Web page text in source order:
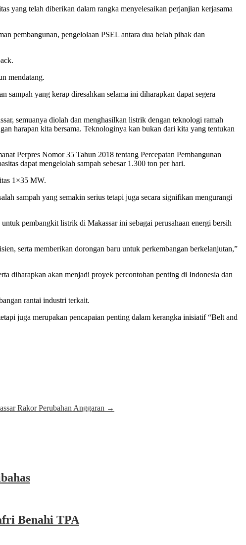
yang telah diberikan dalam rangka menyelesaikan perjanjian kerjasama
pembangunan, pengelolaan PSEL antara dua belah pihak dan
mendatang.
yang kerap diresahkan selama ini diharapkan dapat segera
semuanya diolah dan menghasilkan listrik dengan teknologi ramah
harapan kita bersama. Teknologinya kan bukan dari kita yang tentukan
Perpres Nomor 35 Tahun 2018 tentang Percepatan Pembangunan
dapat mengelolah sampah sebesar 1.300 ton per hari.
1×35 MW.
sampah yang semakin serius tetapi juga secara signifikan mengurangi
pembangkit listrik di Makassar ini sebagai perusahaan energi bersih
serta memberikan dorongan baru untuk perkembangan berkelanjutan,”
diharapkan akan menjadi proyek percontohan penting di Indonesia dan
rantai industri terkait.
juga merupakan pencapaian penting dalam kerangka inisiatif “Belt and
Rakor Perubahan Anggaran →
Benahi TPA